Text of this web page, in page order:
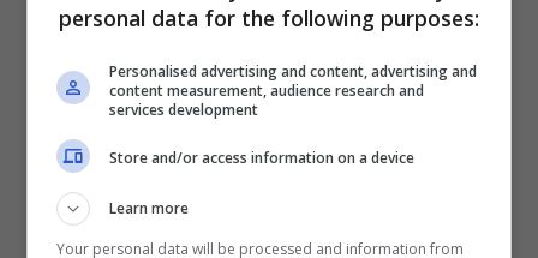
sempre in semifinale, sempre per mano di
Carlitos Alcaraz,ma questa volta
strappandogli almeno un set. Un aspetto
positivo da cui ripartire in vista di Miami,
secondo Master 1000 di questa stagione
2024. Prima di concentrarsi sulla terra rossa
personal data for the following purposes:
Personalised advertising and content, advertising and
content measurement, audience research and
services development
Store and/or access information on a device
Learn more
Your personal data will be processed and information from